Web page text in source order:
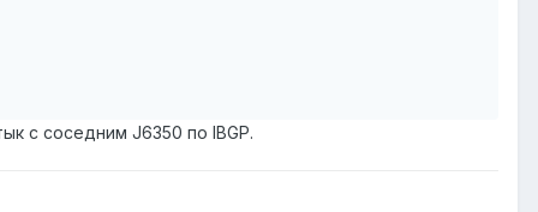
с соседним J6350 по IBGP.